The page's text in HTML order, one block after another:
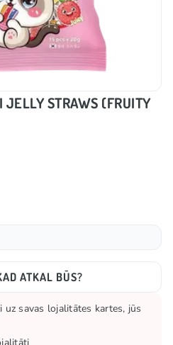
STRAWS (FRUITY
ATKAL BŪS?
uz savas lojalitātes kartes, jūs